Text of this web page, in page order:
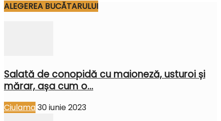
ALEGEREA BUCĂTARULUI
Salată de conopidă cu maioneză, usturoi și
mărar, așa cum o...
Ciulama30 iunie 2023